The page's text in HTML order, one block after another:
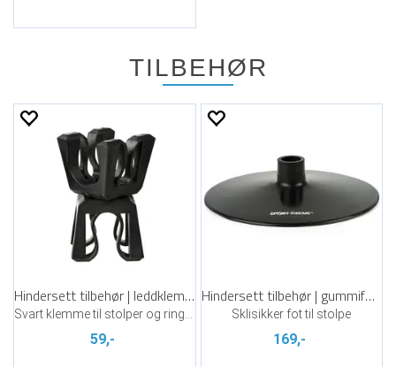
TILBEHØR
Hindersett tilbehør | leddklemme
59,-
Hindersett tilbehør | gummifot 0,75 kg
Sklisikker fot til stolpe
169,-